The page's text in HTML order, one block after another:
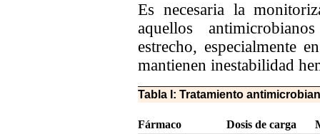
Es necesaria la
aquellos
estrecho, especialmente
mantienen inestabilidad
Tabla I: Tratamiento
Fármaco Dosis de carga